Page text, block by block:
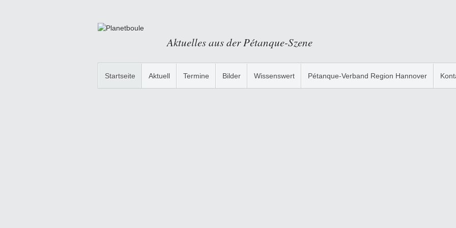
Aktuelles aus der Pétanque-Szene
Startseite Aktuell Termine Bilder Wissenswert Pétanque-Verband Region Hannover